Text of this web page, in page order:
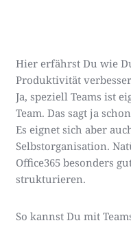
Hier erfährst Du wie
Produktivität
Ja, speziell Teams ist
Team. Das sagt ja
Es eignet sich aber
Selbstorganisation.
Office365 besonders
strukturieren.
So kannst Du mit